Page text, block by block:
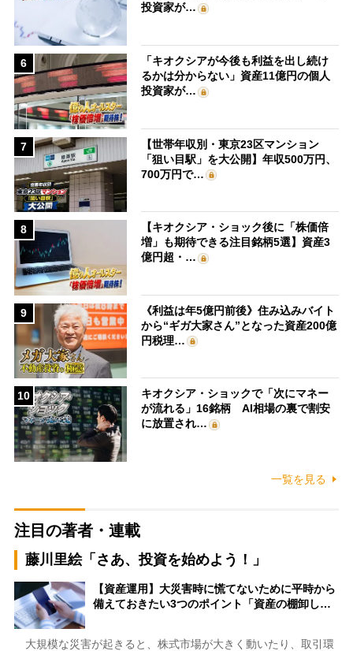
投資家が…
6
「キオクシアが今後も利益を出し続け
るかは分からない」資産11億円の個人
投資家が…
7
【世帯年収別・東京23区マンション
「狙い目駅」を大公開】年収500万円、
700万円で…
8
【キオクシア・ショック後に「株価倍
増」も期待できる注目銘柄5選】資産3
億円超・…
9
《利益は年5億円前後》住み込みバイト
から“ギガ大家さん”となった資産200億
円税理…
10
キオクシア・ショックで「次にマネー
が流れる」16銘柄 AI相場の裏で割安
に放置され…
一覧を見る
注目の著者・連載
藤川里絵「さあ、投資を始めよう！」
【資産運用】大災害時に慌てないために平時から
備えておきたい3つのポイント「資産の棚卸し…
大規模な災害が起きると、株式市場が大きく動いたり、取引環